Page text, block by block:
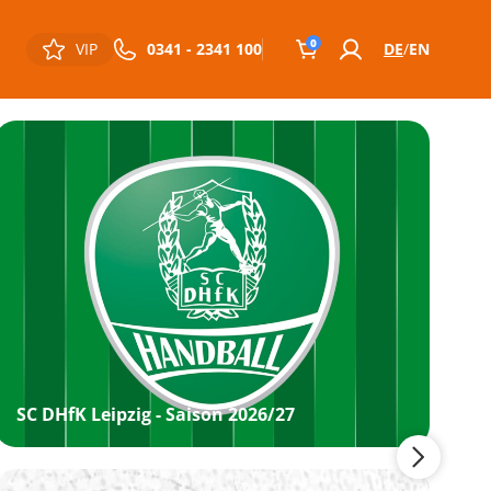
VIP 0341 - 2341 100 0 DE EN
SC DHfK Leipzig - Saison 2026/27